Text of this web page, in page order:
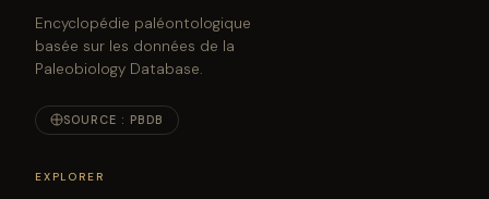
Encyclopédie paléontologique
basée sur les données de la
Paleobiology Database.
SOURCE : PBDB
EXPLORER